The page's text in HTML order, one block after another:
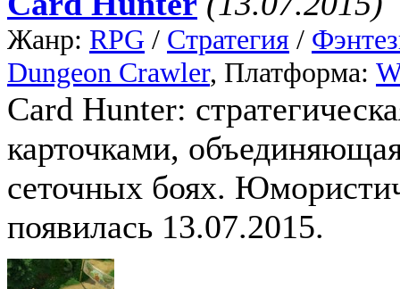
Жанр: RPG / Стратегия /
Dungeon Crawler, Платформа:
Card Hunter:
карточками,
сеточных боях.
появилась 13.07.2015.